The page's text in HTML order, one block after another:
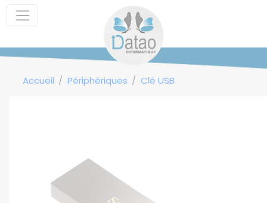
Accueil Périphériques Clé USB
Panneau de gestion des cookies